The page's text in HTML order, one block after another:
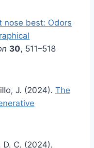
nose best: Odors
30, 511–518
J. (2024). The
D. C. (2024).